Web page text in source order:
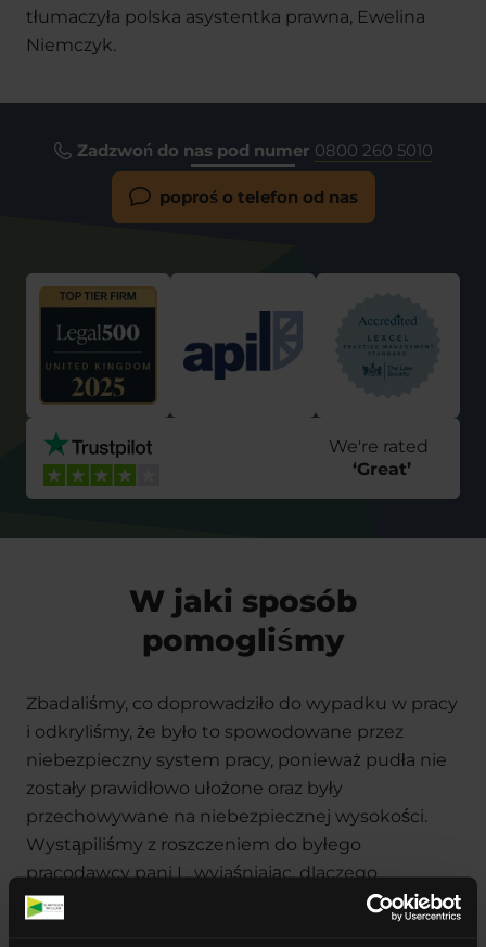
tłumaczyła polska asystentka prawna, Ewelina
Niemczyk.
Zadzwoń do nas pod numer 0800 260 5010
poproś o telefon od nas
We're rated
‘Great’
W jaki sposób
pomogliśmy
Zbadaliśmy, co doprowadziło do wypadku w pracy
i odkryliśmy, że było to spowodowane przez
niebezpieczny system pracy, ponieważ pudła nie
zostały prawidłowo ułożone oraz były
przechowywane na niebezpiecznej wysokości.
Wystąpiliśmy z roszczeniem do byłego
pracodawcy pani L, wyjaśniając, dlaczego
uznaliśmy, że jest odpowiedzialny za wypadek.